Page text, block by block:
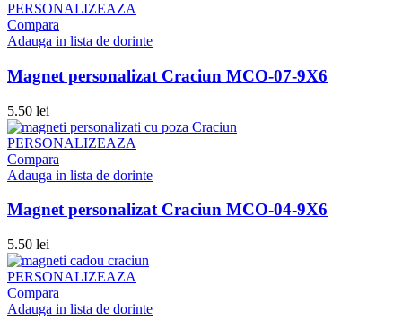
PERSONALIZEAZA
Compara
Adauga in lista de dorinte
Magnet personalizat Craciun MCO-07-9X6
5.50 lei
PERSONALIZEAZA
Compara
Adauga in lista de dorinte
Magnet personalizat Craciun MCO-04-9X6
5.50 lei
PERSONALIZEAZA
Compara
Adauga in lista de dorinte